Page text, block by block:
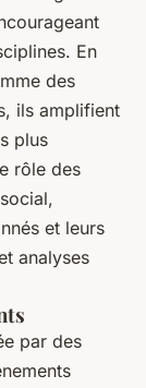
En
des
ils amplifient
plus
rôle des
et leurs
analyses
par des